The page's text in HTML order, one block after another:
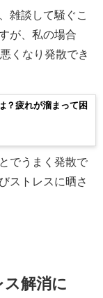
雑談して騒ぐこ
が、私の場合
くなり発散でき
？疲れが溜まって困
でうまく発散で
ストレスに晒さ
解消に